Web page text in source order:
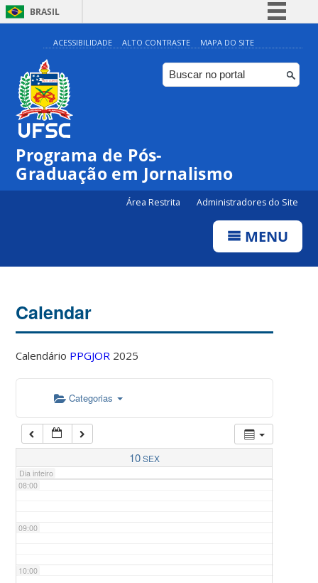
BRASIL
Simplifique!
Comunica BR
Participe
ACESSIBILIDADE ALTO CONTRASTE MAPA DO SITE
Programa de Pós-
Graduação em Jornalismo
Área Restrita Administradores do Site
MENU
Calendar
Calendário PPGJOR 2025
Categorias
10SEX
Dia inteiro
04:00
05:00
07:00
08:00
09:00
10:00